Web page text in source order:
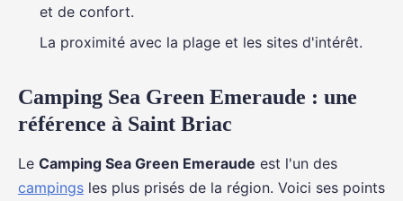
et de confort.
La proximité avec la plage et les sites d'intérêt.
Camping Sea Green Emeraude : une
référence à Saint Briac
Le Camping Sea Green Emeraude est l'un des
campings les plus prisés de la région. Voici ses points